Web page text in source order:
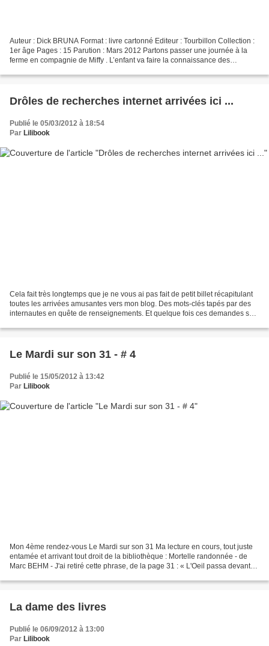
Auteur : Dick BRUNA Format : livre cartonné Editeur : Tourbillon Collection :
1er âge Pages : 15 Parution : Mars 2012 Partons passer une journée à la
ferme en compagnie de Miffy . L’enfant va faire la connaissance des
Drôles de recherches internet arrivées ici ...
Publié le 05/03/2012 à 18:54
Par Lilibook
Cela fait très longtemps que je ne vous ai pas fait de petit billet récapitulant
toutes les arrivées amusantes vers mon blog. Des mots-clés tapés par des
internautes en quête de renseignements. Et quelque fois ces demandes sont
Le Mardi sur son 31 - # 4
Publié le 15/05/2012 à 13:42
Par Lilibook
Mon 4ème rendez-vous Le Mardi sur son 31 Ma lecture en cours, tout juste
entamée et arrivant tout droit de la bibliothèque : Mortelle randonnée - de
Marc BEHM - J'ai retiré cette phrase, de la page 31 : « L'Oeil passa devant
La dame des livres
Publié le 06/09/2012 à 13:00
Par Lilibook